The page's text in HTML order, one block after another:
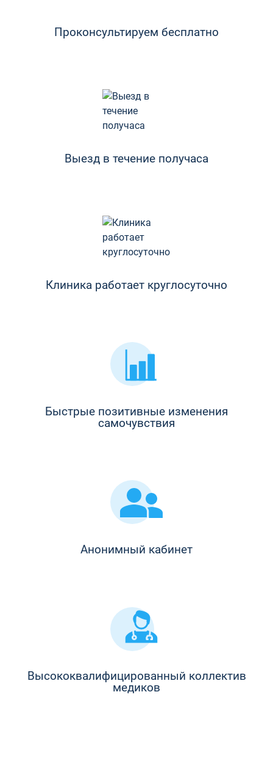
Проконсультируем бесплатно
Выезд в течение получаса
Клиника работает круглосуточно
Быстрые позитивные изменения
самочувствия
Анонимный кабинет
Высококвалифицированный коллектив
медиков